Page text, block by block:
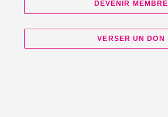
DEVENIR MEMBRE
VERSER UN DON